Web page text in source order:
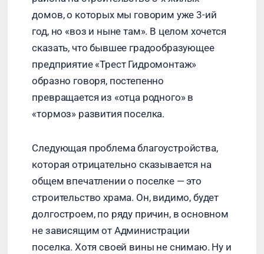
домов, о которых мы говорим уже 3-ий
год, но «воз и ныне там». В целом хочется
сказать, что бывшее градообразующее
предприятие «Трест Гидромонтаж»
образно говоря, постепенно
превращается из «отца родного» в
«тормоз» развития поселка.
Следующая проблема благоустройства,
которая отрицательно сказывается на
общем впечатлении о поселке — это
строительство храма. Он, видимо, будет
долгостроем, по ряду причин, в основном
не зависящим от Администрации
поселка. Хотя своей вины не снимаю. Ну и